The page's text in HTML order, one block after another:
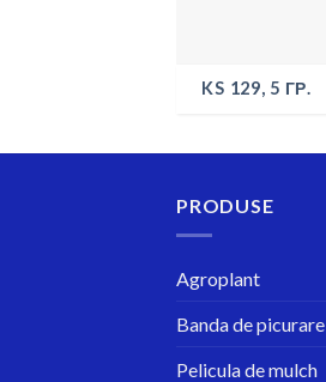
KS 129, 5 ГР.
PRODUSE
Agroplant
Banda de picurare
Pelicula de mulch